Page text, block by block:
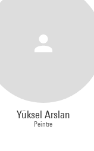
Yüksel Arslan
Peintre